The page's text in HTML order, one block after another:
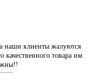
наши клиенты жалуются
качественного товара им